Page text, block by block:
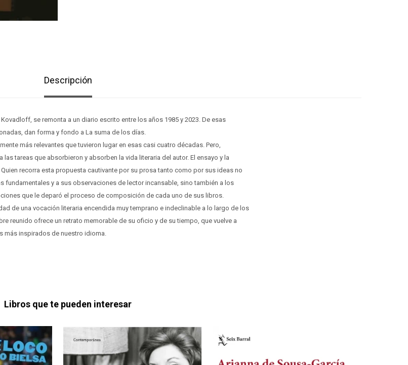
Descripción
se remonta a un diario escrito entre los años 1985 y 2023. De esas
dan forma y fondo a La suma de los días.
más relevantes que tuvieron lugar en esas casi cuatro décadas. Pero,
tareas que absorbieron y absorben la vida literaria del autor. El ensayo y la
recorra esta propuesta cautivante por su prosa tanto como por sus ideas no
fundamentales y a sus observaciones de lector incansable, sino también a los
que le deparó el proceso de composición de cada uno de sus libros.
de una vocación literaria encendida muy temprano e indeclinable a lo largo de los
reunido ofrece un retrato memorable de su oficio y de su tiempo, que vuelve a
más inspirados de nuestro idioma.
Libros que te pueden interesar